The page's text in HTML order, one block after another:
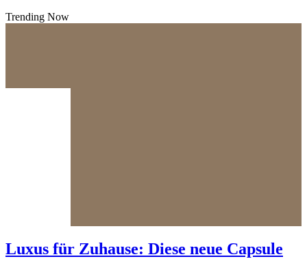
Trending Now
Luxus für Zuhause: Diese neue Capsule